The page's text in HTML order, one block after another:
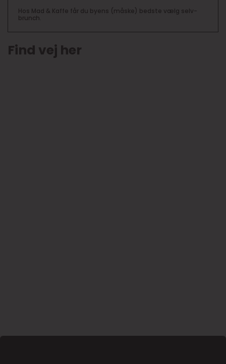
Hos Mad & Kaffe får du byens (måske) bedste vælg selv-
brunch.
Find vej her